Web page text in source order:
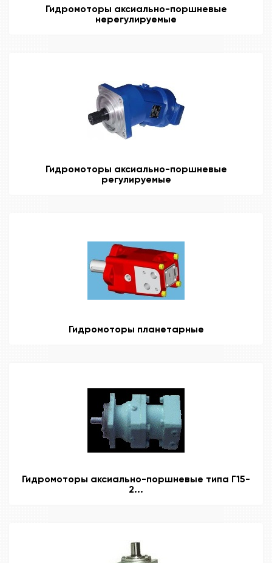
Гидромоторы аксиально-поршневые
нерегулируемые
Гидромоторы аксиально-поршневые
регулируемые
Гидромоторы планетарные
Гидромоторы аксиально-поршневые типа Г15-
2...